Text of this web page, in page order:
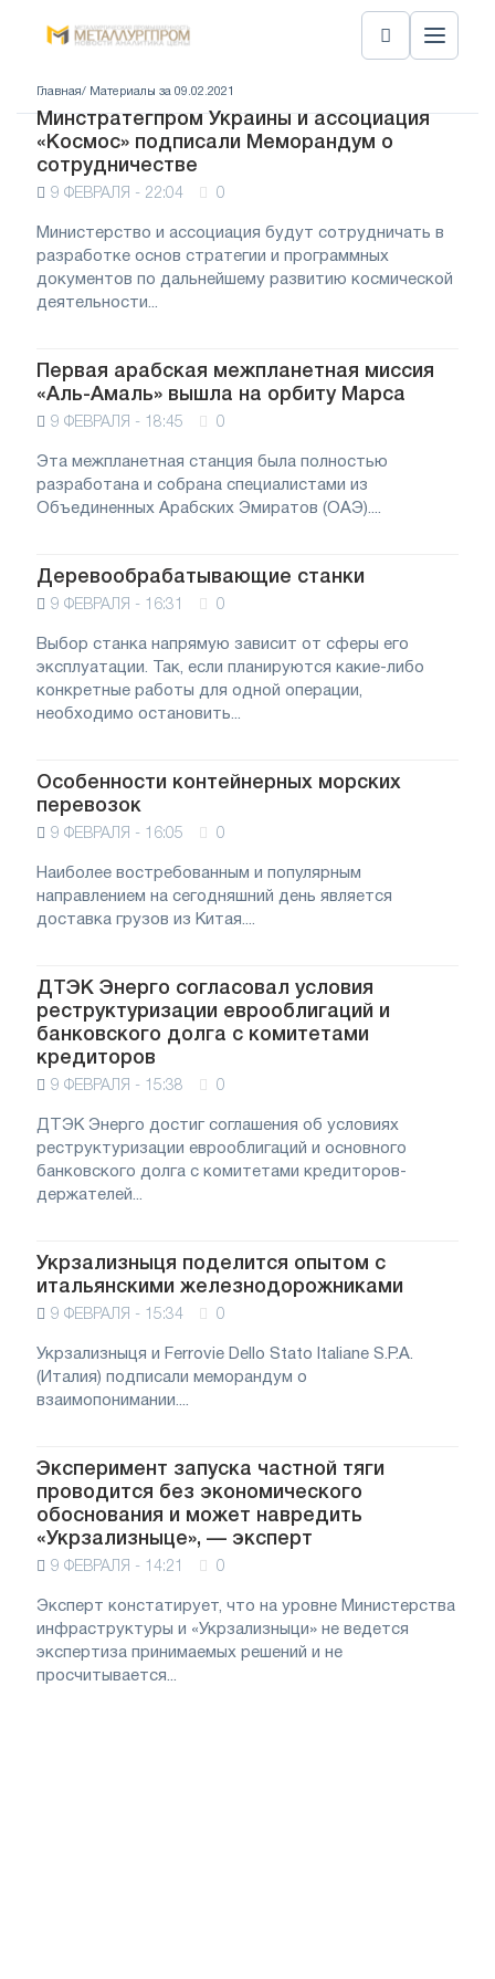
Главная/ Материалы за 09.02.2021
Минстратегпром Украины и ассоциация
«Космос» подписали Меморандум о
сотрудничестве
9 ФЕВРАЛЯ - 22:04 0
Министерство и ассоциация будут сотрудничать в
разработке основ стратегии и программных
документов по дальнейшему развитию космической
деятельности...
Первая арабская межпланетная миссия
«Аль-Амаль» вышла на орбиту Марса
9 ФЕВРАЛЯ - 18:45 0
Эта межпланетная станция была полностью
разработана и собрана специалистами из
Объединенных Арабских Эмиратов (ОАЭ)....
Деревообрабатывающие станки
9 ФЕВРАЛЯ - 16:31 0
Выбор станка напрямую зависит от сферы его
эксплуатации. Так, если планируются какие-либо
конкретные работы для одной операции,
необходимо остановить...
Особенности контейнерных морских
перевозок
9 ФЕВРАЛЯ - 16:05 0
Наиболее востребованным и популярным
направлением на сегодняшний день является
доставка грузов из Китая....
ДТЭК Энерго согласовал условия
реструктуризации еврооблигаций и
банковского долга с комитетами
кредиторов
9 ФЕВРАЛЯ - 15:38 0
ДТЭК Энерго достиг соглашения об условиях
реструктуризации еврооблигаций и основного
банковского долга с комитетами кредиторов-
держателей...
Укрзализныця поделится опытом с
итальянскими железнодорожниками
9 ФЕВРАЛЯ - 15:34 0
Укрзализныця и Ferrovie Dello Stato Italiane S.P.A.
(Италия) подписали меморандум о
взаимопонимании....
Эксперимент запуска частной тяги
проводится без экономического
обоснования и может навредить
«Укрзализныце», — эксперт
9 ФЕВРАЛЯ - 14:21 0
Эксперт констатирует, что на уровне Министерства
инфраструктуры и «Укрзализныци» не ведется
экспертиза принимаемых решений и не
просчитывается...